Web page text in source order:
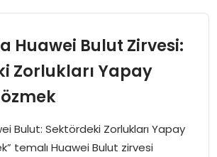
Huawei Bulut Zirvesi:
Zorlukları Yapay
Bulut: Sektördeki Zorlukları Yapay
temalı Huawei Bulut zirvesi